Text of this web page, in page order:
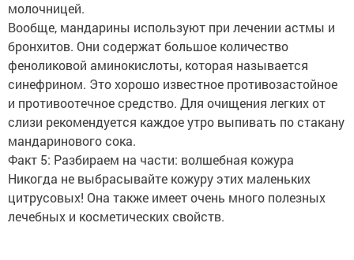
молочницей.
Вообще, мандарины используют при лечении астмы и
бронхитов. Они содержат большое количество
феноликовой аминокислоты, которая называется
синефрином. Это хорошо известное противозастойное
и противоотечное средство. Для очищения легких от
слизи рекомендуется каждое утро выпивать по стакану
мандаринового сока.
Факт 5: Разбираем на части: волшебная кожура
Никогда не выбрасывайте кожуру этих маленьких
цитрусовых! Она также имеет очень много полезных
лечебных и косметических свойств.